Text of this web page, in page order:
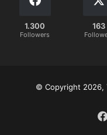
1.300
Followers
163
© Copyright 2026,